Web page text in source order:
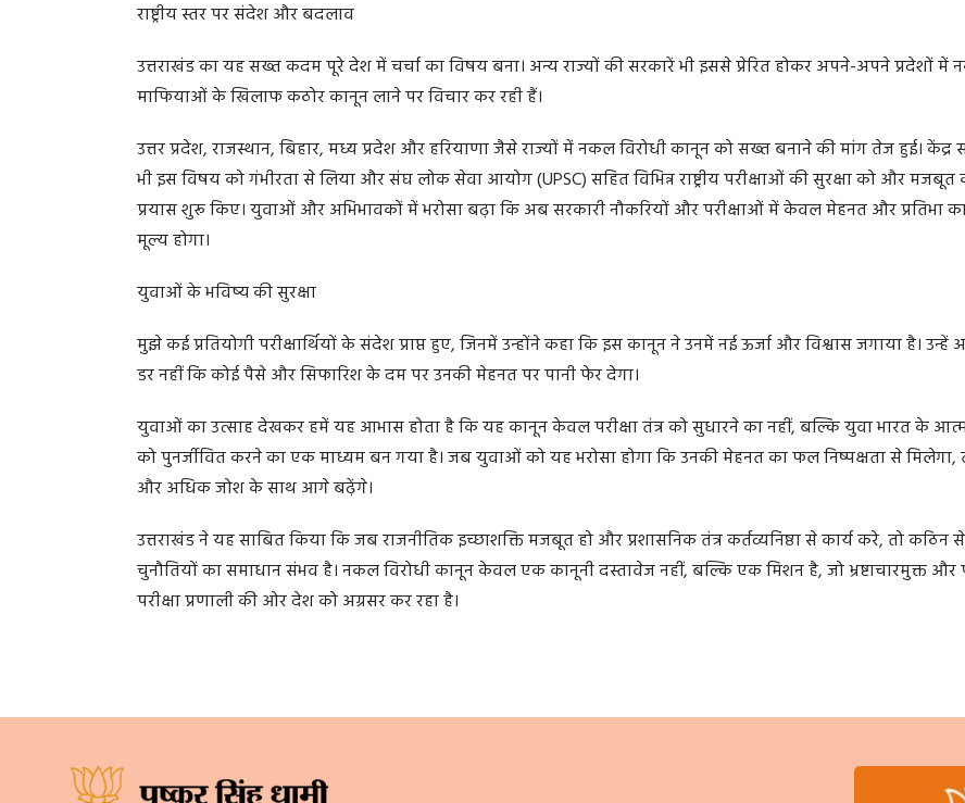
राष्ट्रीय स्तर पर संदेश और बदलाव
उत्तराखंड का यह सख्त कदम पूरे देश में चर्चा का विषय बना। अन्य राज्यों की सरकारें भी इससे प्रेरित होकर अपने-अपने प्रदेशों में
माफियाओं के खिलाफ कठोर कानून लाने पर विचार कर रही हैं।
उत्तर प्रदेश, राजस्थान, बिहार, मध्य प्रदेश और हरियाणा जैसे राज्यों में नकल विरोधी कानून को सख्त बनाने की मांग तेज हुई। केंद्र
भी इस विषय को गंभीरता से लिया और संघ लोक सेवा आयोग (UPSC) सहित विभिन्न राष्ट्रीय परीक्षाओं की सुरक्षा को और
प्रयास शुरू किए। युवाओं और अभिभावकों में भरोसा बढ़ा कि अब सरकारी नौकरियों और परीक्षाओं में केवल मेहनत और प्रतिभा
मूल्य होगा।
युवाओं के भविष्य की सुरक्षा
मुझे कई प्रतियोगी परीक्षार्थियों के संदेश प्राप्त हुए, जिनमें उन्होंने कहा कि इस कानून ने उनमें नई ऊर्जा और विश्वास जगाया है।
डर नहीं कि कोई पैसे और सिफारिश के दम पर उनकी मेहनत पर पानी फेर देगा।
युवाओं का उत्साह देखकर हमें यह आभास होता है कि यह कानून केवल परीक्षा तंत्र को सुधारने का नहीं, बल्कि युवा भारत के
को पुनर्जीवित करने का एक माध्यम बन गया है। जब युवाओं को यह भरोसा होगा कि उनकी मेहनत का फल निष्पक्षता से मिलेगा,
और अधिक जोश के साथ आगे बढ़ेंगे।
उत्तराखंड ने यह साबित किया कि जब राजनीतिक इच्छाशक्ति मजबूत हो और प्रशासनिक तंत्र कर्तव्यनिष्ठा से कार्य करे, तो कठिन
चुनौतियों का समाधान संभव है। नकल विरोधी कानून केवल एक कानूनी दस्तावेज नहीं, बल्कि एक मिशन है, जो भ्रष्टाचारमुक्त और
परीक्षा प्रणाली की ओर देश को अग्रसर कर रहा है।